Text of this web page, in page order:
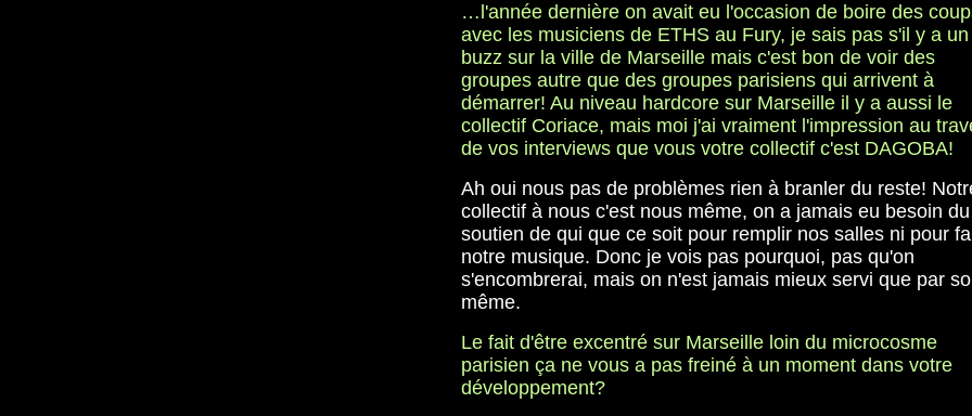
…l'année dernière on avait eu l'occasion de boire des
avec les musiciens de ETHS au Fury, je sais pas s'il y a un
buzz sur la ville de Marseille mais c'est bon de voir des
groupes autre que des groupes parisiens qui arrivent à
démarrer! Au niveau hardcore sur Marseille il y a aussi le
collectif Coriace, mais moi j'ai vraiment l'impression au
de vos interviews que vous votre collectif c'est DAGOBA!
Ah oui nous pas de problèmes rien à branler du reste!
collectif à nous c'est nous même, on a jamais eu besoin du
soutien de qui que ce soit pour remplir nos salles ni pour
notre musique. Donc je vois pas pourquoi, pas qu'on
s'encombrerai, mais on n'est jamais mieux servi que par
même.
Le fait d'être excentré sur Marseille loin du microcosme
parisien ça ne vous a pas freiné à un moment dans votre
développement?